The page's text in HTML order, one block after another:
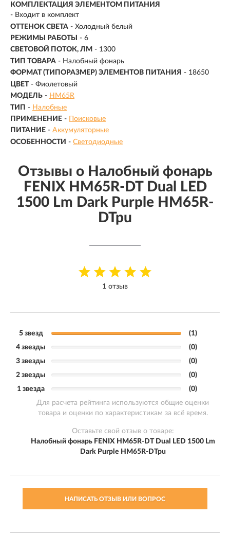
КОМПЛЕКТАЦИЯ ЭЛЕМЕНТОМ ПИТАНИЯ
- Входит в комплект
ОТТЕНОК СВЕТА - Холодный белый
РЕЖИМЫ РАБОТЫ
- 6
СВЕТОВОЙ ПОТОК, ЛМ - 1300
ТИП ТОВАРА - Налобный фонарь
ФОРМАТ (ТИПОРАЗМЕР) ЭЛЕМЕНТОВ ПИТАНИЯ - 18650
ЦВЕТ - Фиолетовый
МОДЕЛЬ - HM65R
ТИП - Налобные
ПРИМЕНЕНИЕ -
Поисковые
ПИТАНИЕ - Аккумуляторные
ОСОБЕННОСТИ - Светодиодные
Отзывы о Налобный фонарь
FENIX HM65R-DT Dual LED
1500 Lm Dark Purple HM65R-
DTpu
1 отзыв
5 звезд
(1)
4 звезды
(0)
3 звезды
(0)
2 звезды
(0)
1 звезда
(0)
Для расчета рейтинга используются общие оценки
товара и оценки по характеристикам за всё время.
Оставьте свой отзыв о товаре:
Налобный фонарь FENIX HM65R-DT Dual LED 1500 Lm
Dark Purple HM65R-DTpu
НАПИСАТЬ ОТЗЫВ ИЛИ ВОПРОС